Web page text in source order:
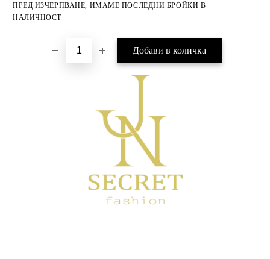
ПРЕД ИЗЧЕРПВАНЕ, ИМАМЕ ПОСЛЕДНИ БРОЙКИ В
НАЛИЧНОСТ